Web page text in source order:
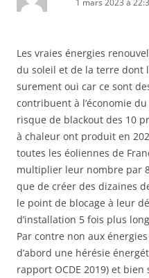
1 mars 2023 à
Les vraies énergies
du soleil et de la terre dont
surement oui car ce sont
contribuent à l’économie
risque de blackout des 10
à chaleur ont produit en
toutes les éoliennes de
multiplier leur nombre par
que de créer des dizaines
le point de blocage à leur
d’installation 5 fois plus
Par contre non aux
d’abord une hérésie
rapport OCDE 2019) et